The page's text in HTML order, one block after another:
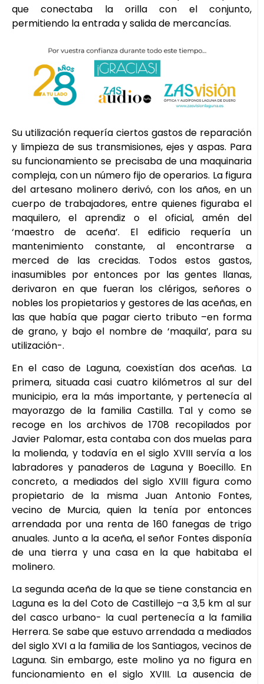
que conectaba la orilla con el conjunto,
permitiendo la entrada y salida de mercancías.
Su utilización requería ciertos gastos de reparación
y limpieza de sus transmisiones, ejes y aspas. Para
su funcionamiento se precisaba de una maquinaria
compleja, con un número fijo de operarios. La figura
del artesano molinero derivó, con los años, en un
cuerpo de trabajadores, entre quienes figuraba el
maquilero, el aprendiz o el oficial, amén del
‘maestro de aceña’. El edificio requería un
mantenimiento constante, al encontrarse a
merced de las crecidas. Todos estos gastos,
inasumibles por entonces por las gentes llanas,
derivaron en que fueran los clérigos, señores o
nobles los propietarios y gestores de las aceñas, en
las que había que pagar cierto tributo –en forma
de grano, y bajo el nombre de ‘maquila’, para su
utilización-.
En el caso de Laguna, coexistían dos aceñas. La
primera, situada casi cuatro kilómetros al sur del
municipio, era la más importante, y pertenecía al
mayorazgo de la familia Castilla. Tal y como se
recoge en los archivos de 1708 recopilados por
Javier Palomar, esta contaba con dos muelas para
la molienda, y todavía en el siglo XVIII servía a los
labradores y panaderos de Laguna y Boecillo. En
concreto, a mediados del siglo XVIII figura como
propietario de la misma Juan Antonio Fontes,
vecino de Murcia, quien la tenía por entonces
arrendada por una renta de 160 fanegas de trigo
anuales. Junto a la aceña, el señor Fontes disponía
de una tierra y una casa en la que habitaba el
molinero.
La segunda aceña de la que se tiene constancia en
Laguna es la del Coto de Castillejo –a 3,5 km al sur
del casco urbano- la cual pertenecía a la familia
Herrera. Se sabe que estuvo arrendada a mediados
del siglo XVI a la familia de los Santiagos, vecinos de
Laguna. Sin embargo, este molino ya no figura en
funcionamiento en el siglo XVIII. La ausencia de